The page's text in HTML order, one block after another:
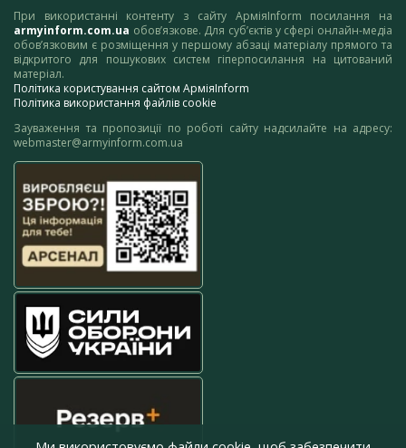
При використанні контенту з сайту АрміяInform посилання на
armyinform.com.ua обов’язкове. Для суб’єктів у сфері онлайн-медіа
обов’язковим є розміщення у першому абзаці матеріалу прямого та
відкритого для пошукових систем гіперпосилання на цитований
матеріал.
Політика користування сайтом АрміяInform
Політика використання файлів cookie
Зауваження та пропозиції по роботі сайту надсилайте на адресу:
webmaster@armyinform.com.ua